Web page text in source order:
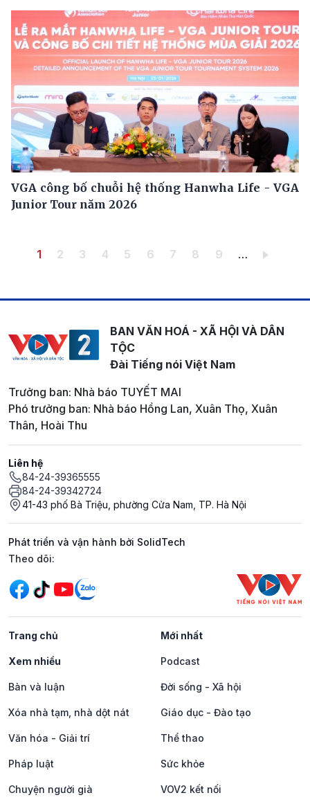
VGA công bố chuỗi hệ thống Hanwha Life - VGA
Junior Tour năm 2026
Pagination
Trang hiện thời
1 Trang
2 Trang
3 Trang
4 Trang
5 Trang
6 Trang
7 Trang
8 Trang
9 …
BAN VĂN HOÁ - XÃ HỘI VÀ DÂN
TỘC
Đài Tiếng nói Việt Nam
Trưởng ban: Nhà báo TUYẾT MAI
Phó trưởng ban: Nhà báo Hồng Lan, Xuân Thọ, Xuân
Thân, Hoài Thu
Liên hệ
84-24-39365555
84-24-39342724
41-43 phố Bà Triệu, phường Cửa Nam, TP. Hà Nội
Phát triển và vận hành bởi SolidTech
Mạng xã hội
Theo dõi:
Trang chủ Mới nhất
Xem nhiều Podcast
Bàn và luận Đời sống - Xã hội
Xóa nhà tạm, nhà dột nát Giáo dục - Đào tạo
Văn hóa - Giải trí Thể thao
Pháp luật Sức khỏe
Chuyện người già VOV2 kết nối